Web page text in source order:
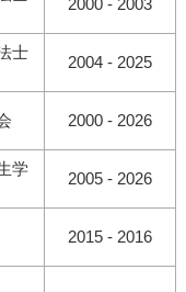
2000 - 2003
士
2004 - 2025
2000 - 2026
学
2005 - 2026
2015 - 2016